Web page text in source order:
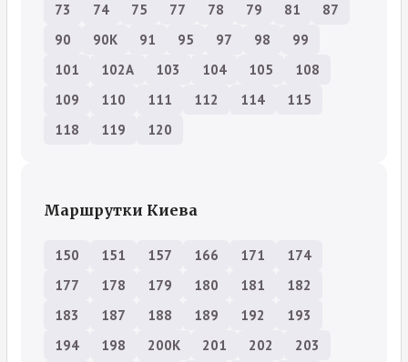
73
74 75 77 78 79 81
87
90
90К 91 95 97 98
99
101
102А 103 104 105
108
109
110 111 112 114
115
118
119 120
Маршрутки Киева
150 151 157 166 171
174
177
178 179 180 181
182
183
187 188 189 192
193
194
198 200К 201 202
203